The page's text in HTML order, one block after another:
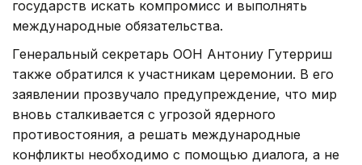
государств искать компромисс и выполнять
международные обязательства.
Генеральный секретарь ООН Антониу Гутерриш
также обратился к участникам церемонии. В его
заявлении прозвучало предупреждение, что мир
вновь сталкивается с угрозой ядерного
противостояния, а решать международные
конфликты необходимо с помощью диалога, а не